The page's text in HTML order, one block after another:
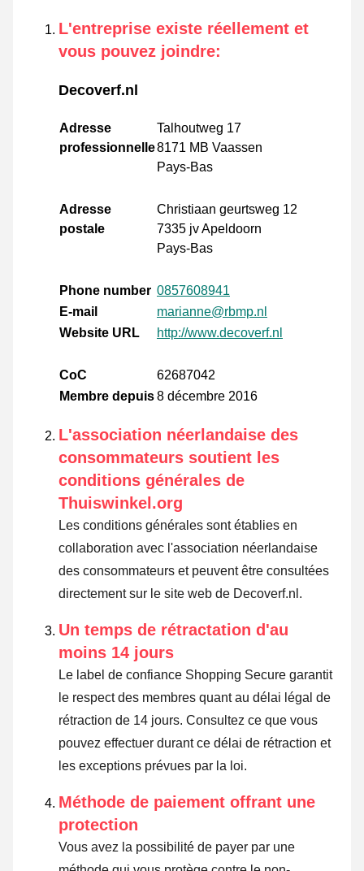
L'entreprise existe réellement et
vous pouvez joindre:
Decoverf.nl
Adresse
professionnelle
Talhoutweg 17
8171 MB Vaassen
Pays-Bas
Adresse
postale
Christiaan geurtsweg 12
7335 jv Apeldoorn
Pays-Bas
Phone number 0857608941
E-mail
marianne@rbmp.nl
Website URL
http://www.decoverf.nl
CoC
62687042
Membre depuis8 décembre 2016
L'association néerlandaise des
consommateurs soutient les
conditions générales de
Thuiswinkel.org
Les conditions générales sont établies en
collaboration avec l'association néerlandaise
des consommateurs et peuvent être consultées
directement sur le site web de Decoverf.nl.
Un temps de rétractation d'au
moins 14 jours
Le label de confiance Shopping Secure garantit
le respect des membres quant au délai légal de
rétraction de 14 jours. Consultez ce que vous
pouvez effectuer durant ce délai de rétraction et
les exceptions prévues par la loi.
Méthode de paiement offrant une
protection
Vous avez la possibilité de payer par une